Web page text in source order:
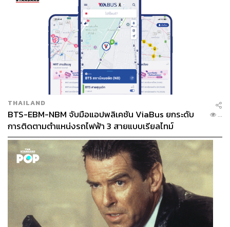
THAILAND
BTS-EBM-NBM จับมือแอปพลิเคชัน ViaBus ยกระดับ
การติดตามตำแหน่งรถไฟฟ้า 3 สายแบบเรียลไทม์
...